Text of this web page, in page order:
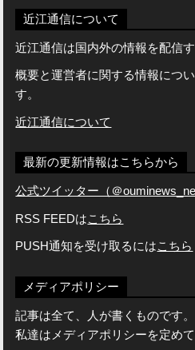
近江通信について
近江通信は国内外の情報を配信
概要と運営者に関する情報につ
す。
近江通信について
最新の更新情報はこちらから
公式ツイッター（＠
RSS FEEDはこちら
PUSH通知を受け取るにはこちら
メディアポリシー
記事は全て、人が書くものです。
私達はメディアポリシーを定めて